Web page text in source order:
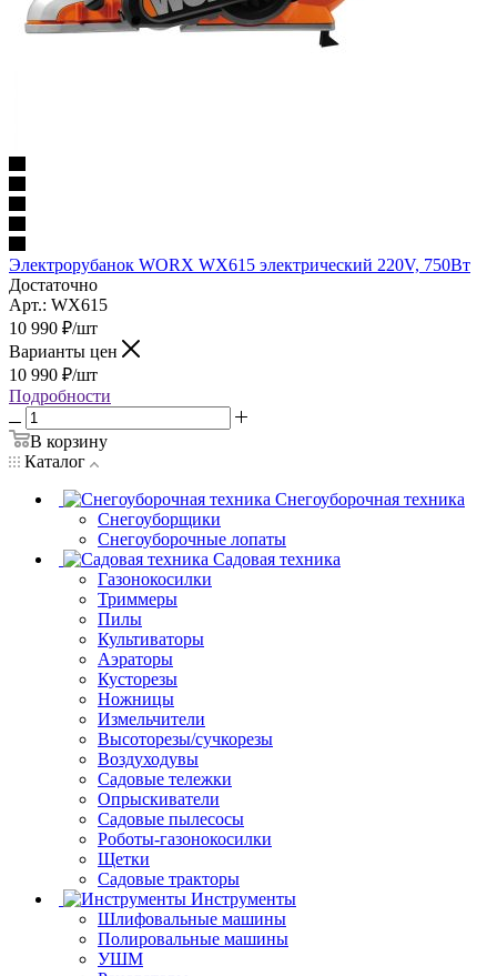
Электрорубанок WORX WX615 электрический 220V, 750Вт
Достаточно
Арт.: WX615
10 990 ₽/шт
Варианты цен
10 990 ₽/шт
Подробности
В корзину
Каталог
Снегоуборочная техника
Снегоуборщики
Снегоуборочные лопаты
Садовая техника
Газонокосилки
Триммеры
Пилы
Культиваторы
Аэраторы
Кусторезы
Ножницы
Измельчители
Высоторезы/сучкорезы
Воздуходувы
Садовые тележки
Опрыскиватели
Садовые пылесосы
Роботы-газонокосилки
Щетки
Садовые тракторы
Инструменты
Шлифовальные машины
Полировальные машины
УШМ